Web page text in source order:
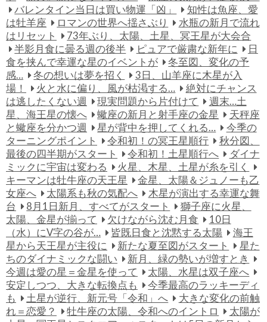
バレンタイン当日は買い物運「凶」
知性は魚座、愛
は牡羊座
ロマンの世界へ揺さぶり
水瓶の新月で流れ
はリセット
73年ぶり、太陽、土星、冥王星が大会合
半影月食に曇る週の後半
ピュアで厳粛な新年に
日
食を挟んで幸運な星のイベントが
冬至図、変化の予
感…
冬の想いは夢を招く
3日、山羊座に木星が入
場！
火と水に偏り、風が枯渇する…
絶対にチャンス
は逃したくない週
現実問題から片付けて
週末…土
星、海王星の懐へ
蠍座の新月と射手座の金星
天秤座
と蠍座を分かつ週
星が背中を押してくれる…
今季の
ターニングポイント
令和初！の冥王星順行
秋分図、
最後の四半期がスタート
令和初！土星順行へ
ダイナ
ミックに宇宙は変わる
火星、木星、土星が糸を引く
キーマンは牡牛座の天王星
金星、太陽＆ジュノーも乙
女座へ
太陽系も秋の気配へ
木星が演出する幸運な舞
台
8月1日新月、すべてがスタート
獅子座に火星、
太陽、金星が揃って
欠けながら沈む月食
10日
（水）にV字の谷が…
皆既日食と沈黙する太陽
海王
星から天王星が主役に
新たな夏至図がスタート
星た
ちのダイナミックな闘い
新月、緑の勢いが増すとき
今週は愛の星＝金星を使って
太陽、水星は双子座へ
安定しつつ、大きな転換点も
今季最高のラッキーディ
も
土星が逆行、新元号「令和」へ
大きな変化の前触
れ＝恋愛？
牡牛座の太陽、令和へのイントロ
太陽が